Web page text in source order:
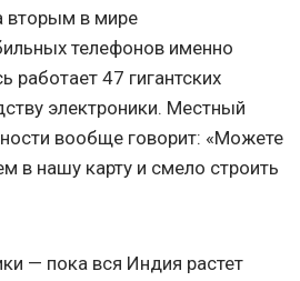
вторым в мире
телефонов именно
работает 47 гигантских
электроники. Местный
вообще говорит: «Можете
в нашу карту и смело строить
— пока вся Индия растет